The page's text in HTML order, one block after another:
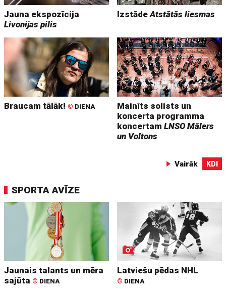
Jauna ekspozīcija
Livonijas pilis
IzstādeAtstātās liesmas
Braucam tālāk! © DIENA
Mainīts solists un
koncerta programma
koncertamLNSO Mālers
un Voltons
Vairāk KDI
SPORTA AVĪZE
Jaunais talants un mēra
sajūta © DIENA
Latviešu pēdas NHL
© DIENA